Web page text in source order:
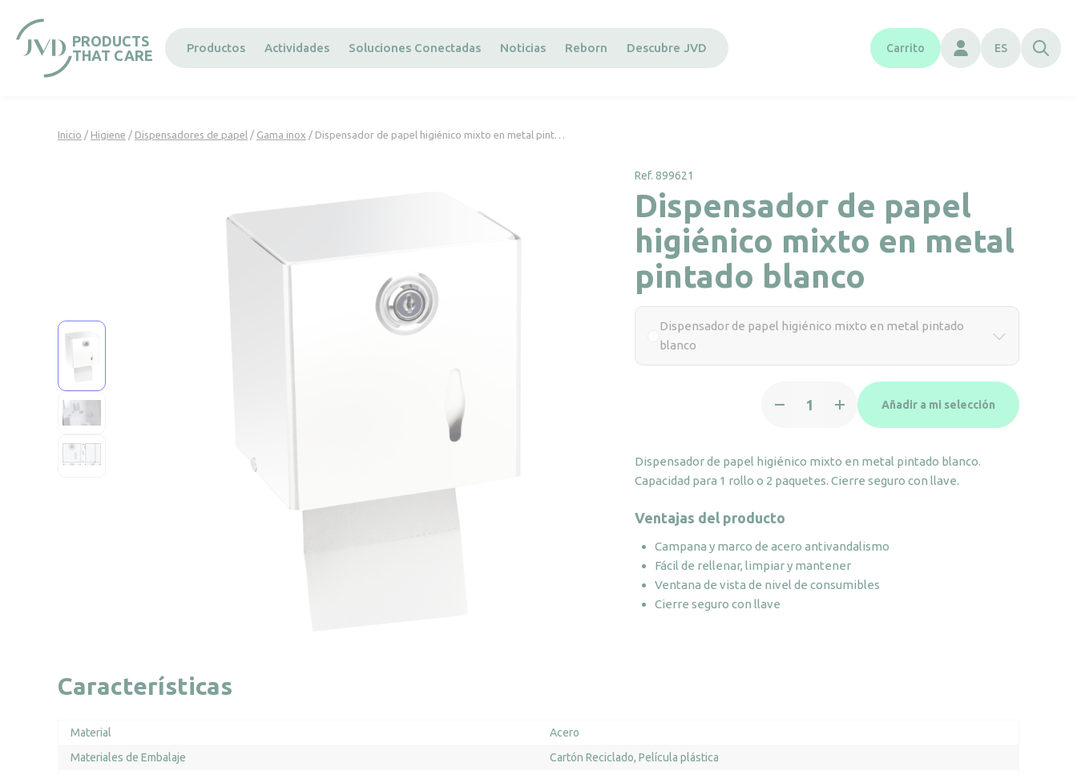
PRODUCTS
THAT CARE
Productos Actividades Soluciones Conectadas Noticias Reborn Descubre JVD Carrito ES
Inicio / Higiene / Dispensadores de papel / Gama inox / Dispensador de papel higiénico mixto en metal pint…
Ref. 899621
Dispensador de papel
higiénico mixto en metal
pintado blanco
Dispensador de papel higiénico mixto en metal pintado
blanco
mixto
metal
blanco
cantidad
Añadir a mi selección
Dispensador de papel higiénico mixto en metal pintado blanco.
Capacidad para 1 rollo o 2 paquetes. Cierre seguro con llave.
Ventajas del producto
Campana y marco de acero antivandalismo
Fácil de rellenar, limpiar y mantener
Ventana de vista de nivel de consumibles
Cierre seguro con llave
Características
Material
Acero
Materiales de Embalaje
Cartón Reciclado Película plástica